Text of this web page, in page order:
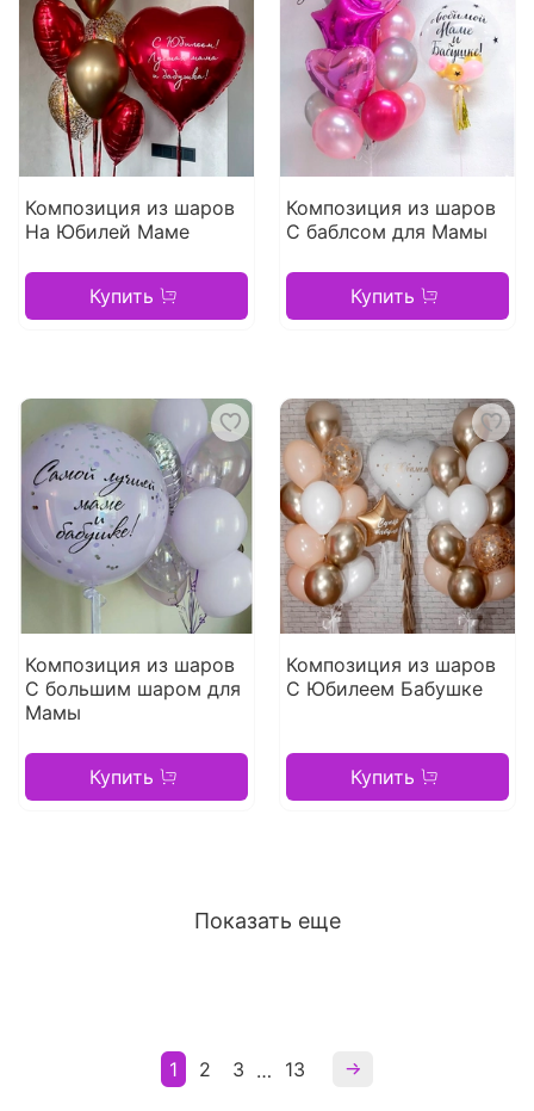
Композиция из шаров
На Юбилей Маме
Купить
Композиция из шаров
С баблсом для Мамы
Купить
Композиция из шаров
С большим шаром для
Мамы
Купить
Композиция из шаров
С Юбилеем Бабушке
Купить
Показать еще
1 2 3 … 13